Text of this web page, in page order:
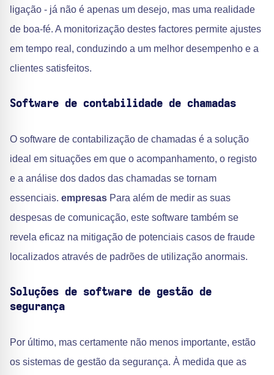
ligação - já não é apenas um desejo, mas uma realidade
de boa-fé. A monitorização destes factores permite ajustes
em tempo real, conduzindo a um melhor desempenho e a
clientes satisfeitos.
Software de contabilidade de chamadas
O software de contabilização de chamadas é a solução
ideal em situações em que o acompanhamento, o registo
e a análise dos dados das chamadas se tornam
essenciais. empresas Para além de medir as suas
despesas de comunicação, este software também se
revela eficaz na mitigação de potenciais casos de fraude
localizados através de padrões de utilização anormais.
Soluções de software de gestão de
segurança
Por último, mas certamente não menos importante, estão
os sistemas de gestão da segurança. À medida que as